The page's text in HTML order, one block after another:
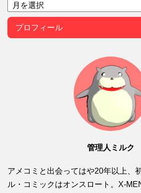
プロフィール
管理人ミルク
アメコミと出会ってはや20年以上、
ル・コミックはオンスロート。X-